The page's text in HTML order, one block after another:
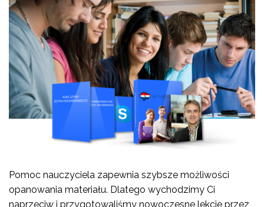
Pomoc nauczyciela zapewnia szybsze możliwości
opanowania materiału. Dlatego wychodzimy Ci
naprzeciw i przygotowaliśmy nowoczesne lekcje przez